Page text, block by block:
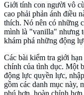
Giới tính con người vô
cao phải phản ánh điều
thích. Nó nên có những
mình là "vanilla" nhưng
khám phá những động
Các bài kiểm tra giới
chính của tình dục. Một
động lực quyền lực,
gồm các danh mục này,